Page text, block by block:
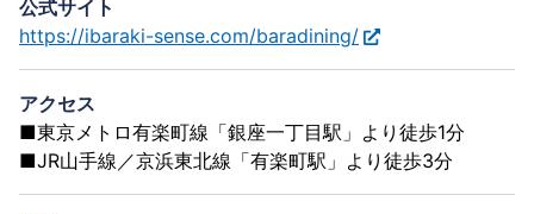
公式サイト
https://ibaraki-sense.com/baradining/
アクセス
■東京メトロ有楽町線「銀座一丁目駅」より徒歩1分
■JR山手線／京浜東北線「有楽町駅」より徒歩3分